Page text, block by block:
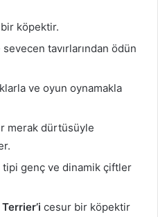
köpektir.
tavırlarından ödün
ve oyun oynamakla
merak dürtüsüyle
tipi genç ve dinamik çiftler
cesur bir köpektir